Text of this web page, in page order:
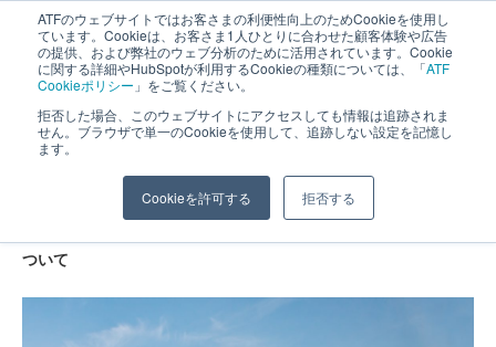
ATFのウェブサイトではお客さまの利便性向上のためCookieを使用し
ています。Cookieは、お客さま1人ひとりに合わせた顧客体験や広告
の提供、および弊社のウェブ分析のために活用されています。Cookie
に関する詳細やHubSpotが利用するCookieの種類については、「ATF
Cookieポリシー 」をご覧ください。
拒否した場合、このウェブサイトにアクセスしても情報は追跡されま
せん。ブラウザで単一のCookieを使用して、追跡しない設定を記憶し
ます。
Cookieを許可する 拒否する
長野県長野市・松本市ウェブ制作事業部 コンサルティングFIRM
農業生産者のホームページ制作について
ついて